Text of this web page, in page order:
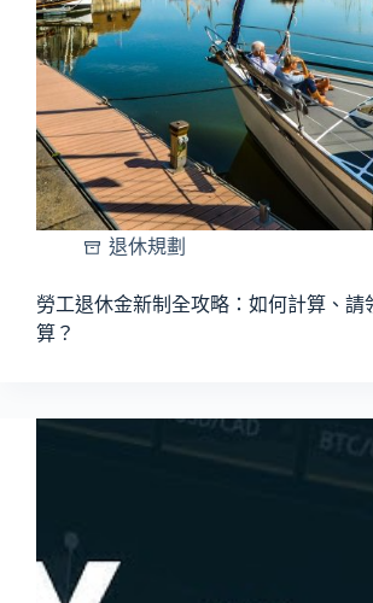
退休規劃
勞工退休金新制全攻略：如何計算、請
算？